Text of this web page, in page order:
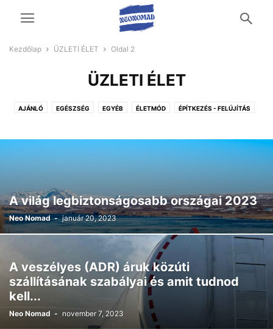
Kezdőlap ÜZLETI ÉLET Oldal 2
ÜZLETI ÉLET
AJÁNLÓ EGÉSZSÉG EGYÉB ÉLETMÓD ÉPÍTKEZÉS - FELÚJÍTÁS
VÁSÁRLÁS
A világ legbiztonságosabb országai 2023
Neo Nomad - január 20, 2023
A veszélyes (ADR) áruk közúti
szállításának szabályai és amit tudnod
kell...
Neo Nomad - november 7, 2023